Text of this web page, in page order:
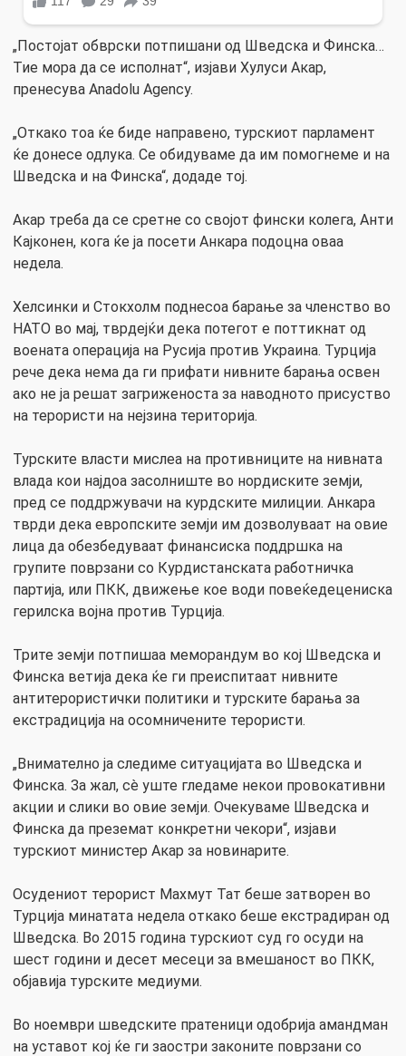
„Постојат обврски потпишани од Шведска и Финска…
Тие мора да се исполнат“, изјави Хулуси Акар,
пренесува Anadolu Agency.
„Откако тоа ќе биде направено, турскиот парламент
ќе донесе одлука. Се обидуваме да им помогнеме и на
Шведска и на Финска“, додаде тој.
Акар треба да се сретне со својот фински колега, Анти
Кајконен, кога ќе ја посети Анкара подоцна оваа
недела.
Хелсинки и Стокхолм поднесоа барање за членство во
НАТО во мај, тврдејќи дека потегот е поттикнат од
воената операција на Русија против Украина. Турција
рече дека нема да ги прифати нивните барања освен
ако не ја решат загриженоста за наводното присуство
на терористи на нејзина територија.
Турските власти мислеа на противниците на нивната
влада кои најдоа засолниште во нордиските земји,
пред се поддржувачи на курдските милиции. Анкара
тврди дека европските земји им дозволуваат на овие
лица да обезбедуваат финансиска поддршка на
групите поврзани со Курдистанската работничка
партија, или ПКК, движење кое води повеќедецениска
герилска војна против Турција.
Трите земји потпишаа меморандум во кој Шведска и
Финска ветија дека ќе ги преиспитаат нивните
антитерористички политики и турските барања за
екстрадиција на осомничените терористи.
„Внимателно ја следиме ситуацијата во Шведска и
Финска. За жал, сè уште гледаме некои провокативни
акции и слики во овие земји. Очекуваме Шведска и
Финска да преземат конкретни чекори“, изјави
турскиот министер Акар за новинарите.
Осудениот терорист Махмут Тат беше затворен во
Турција минатата недела откако беше екстрадиран од
Шведска. Во 2015 година турскиот суд го осуди на
шест години и десет месеци за вмешаност во ПКК,
објавија турските медиуми.
Во ноември шведските пратеници одобрија амандман
на уставот кој ќе ги заостри законите поврзани со